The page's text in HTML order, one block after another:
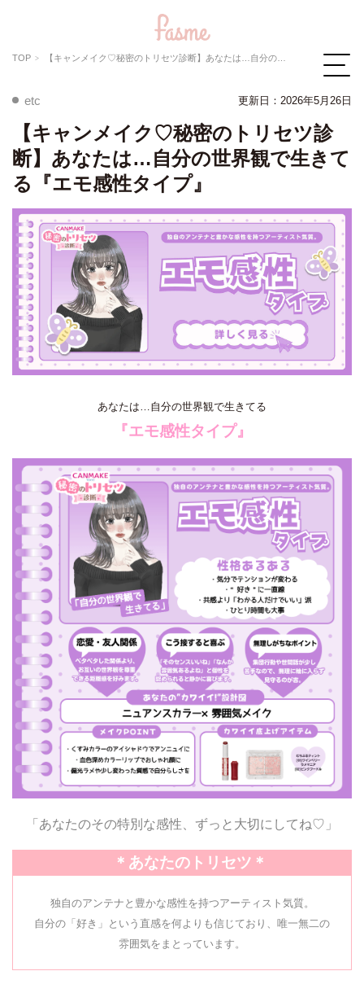
TOP 【キャンメイク♡秘密のトリセツ診断】あなたは…自分の世界観で生きてる『エモ感性タイプ』
etc 更新日： 2026年5月26日
【キャンメイク♡秘密のトリセツ診
断】あなたは…自分の世界観で生きて
る『エモ感性タイプ』
あなたは…自分の世界観で生きてる
『エモ感性タイプ』
「あなたのその特別な感性、ずっと大切にしてね♡」
＊あなたのトリセツ＊
独自のアンテナと豊かな感性を持つアーティスト気質。
自分の「好き」という直感を何よりも信じており、唯一無二の
雰囲気をまとっています。